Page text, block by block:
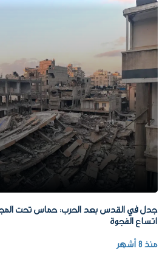
جدل في القدس بعد الحرب: حماس تحت
اتساع الفجوة
منذ 8 أشهر